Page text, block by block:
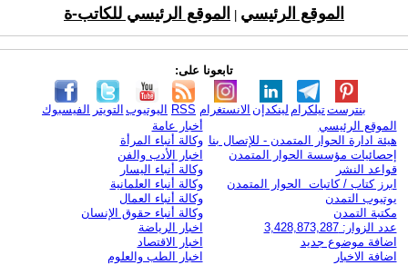
الموقع الرئيسي الموقع الرئيسي للكاتب-ة
تابعونا على:
الفيسبوك التويتر اليوتيوب RSS الانستغرام لينكدإن تيلكرامبنترست
الموقع الرئيسي
هيئة ادارة الحوار المتمدن - للإتصال بنا
إحصائيات مؤسسة الحوار المتمدن
قواعد النشر
ابرز كتاب / كاتبات الحوار المتمدن
يوتيوب التمدن
مكتبة التمدن
عدد الزوار: 3,428,873,287
اضافة موضوع جديد
اضافة الاخبار
أخبار عامة
وكالة أنباء المرأة
اخبار الأدب والفن
وكالة أنباء اليسار
وكالة أنباء العلمانية
وكالة أنباء العمال
وكالة أنباء حقوق الإنسان
اخبار الرياضة
اخبار الاقتصاد
اخبار الطب والعلوم